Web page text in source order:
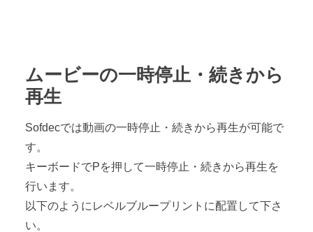
ムービーの一時停止・続きから
再生
Sofdecでは動画の一時停止・続きから再生が可能で
す。
キーボードでPを押して一時停止・続きから再生を
行います。
以下のようにレベルブループリントに配置して下さ
い。